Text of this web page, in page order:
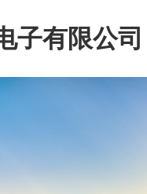
子有限公司